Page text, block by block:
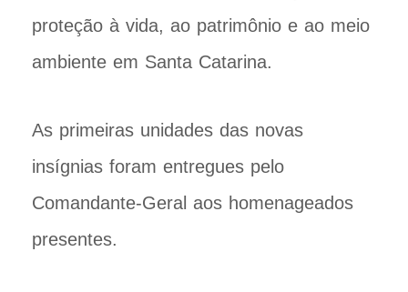
proteção à vida, ao patrimônio e ao meio
ambiente em Santa Catarina.
As primeiras unidades das novas
insígnias foram entregues pelo
Comandante-Geral aos homenageados
presentes.